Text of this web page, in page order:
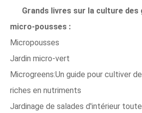
Grands livres sur la culture des
micro-pousses :
Micropousses
Jardin micro-vert
Microgreens:Un guide pour cultiver
riches en nutriments
Jardinage de salades d'intérieur